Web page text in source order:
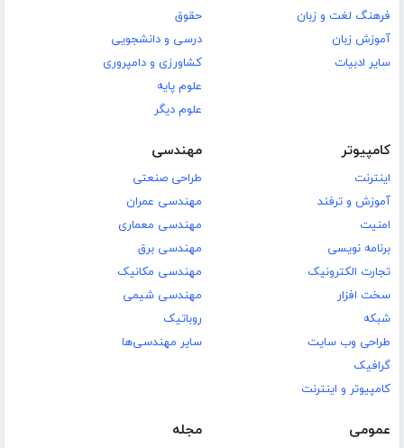
فرهنگ لغت و زبان
آموزش زبان
سایر ادبیات
حقوق
درسی و دانشجویی
کشاورزی و دامپروری
علوم پایه
علوم دیگر
کامپیوتر
اینترنت
آموزش و ترفند
امنیت
برنامه نویسی
تجارت الکترونیک
سخت افزار
شبکه
طراحی وب سایت
گرافیک
کامپیوتر و اینترنت
مهندسی
طراحی صنعتی
مهندسی عمران
مهندسی معماری
مهندسی برق
مهندسی مکانیک
مهندسی شیمی
روباتیک
سایر مهندسی‌ها
عمومی مجله